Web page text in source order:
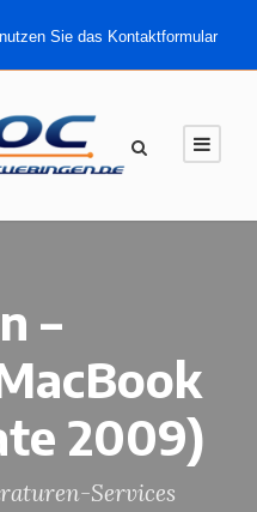
Sie das Kontaktformular
–
2009)
Services